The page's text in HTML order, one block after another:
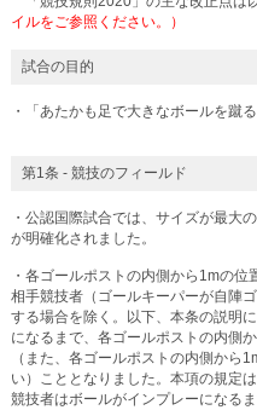
イルをご参照ください。）
試合の目的
・「あたかも足で大きなボールを蹴
第1条 - 競技のフィールド
・公認国際試合では、サイズが最大
が明確化されました。
・各ゴールポストの内側から1mの位
相手競技者（ゴールキーパーが自陣
する場合を除く。以下、本条の説明
になるまで、各ゴールポストの内側
（また、各ゴールポストの内側から
い）こととなりました。本項の規定
競技者はボールがインプレーになる